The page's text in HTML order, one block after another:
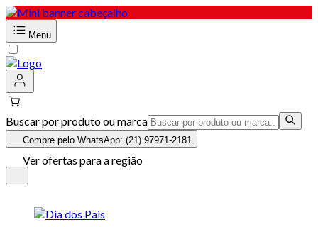
Menu
Buscar por produto ou marca
Compre pelo WhatsApp: (21) 97971-2181
Ver ofertas para a região